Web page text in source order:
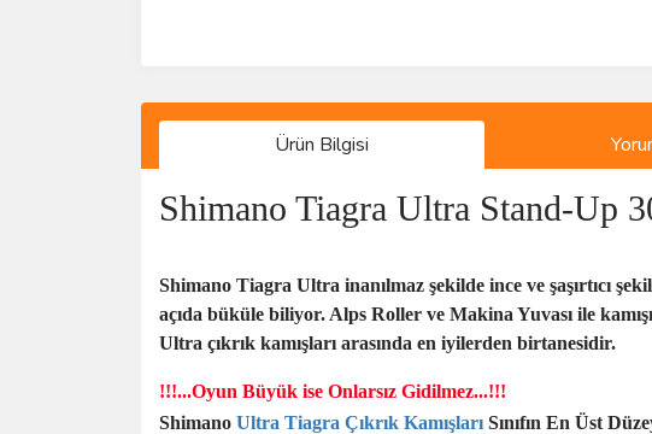
Ürün Bilgisi
Shimano Tiagra Ultra Stand-Up
Shimano Tiagra Ultra inanılmaz şekilde ince ve şaşırtıcı
açıda büküle biliyor. Alps Roller ve Makina Yuvası ile
Ultra çıkrık kamışları arasında en iyilerden birtanesidir.
!!!...Oyun Büyük ise Onlarsız Gidilmez...!!!
Shimano Ultra Tiagra Çıkrık Kamışları Sınıfın En Üst